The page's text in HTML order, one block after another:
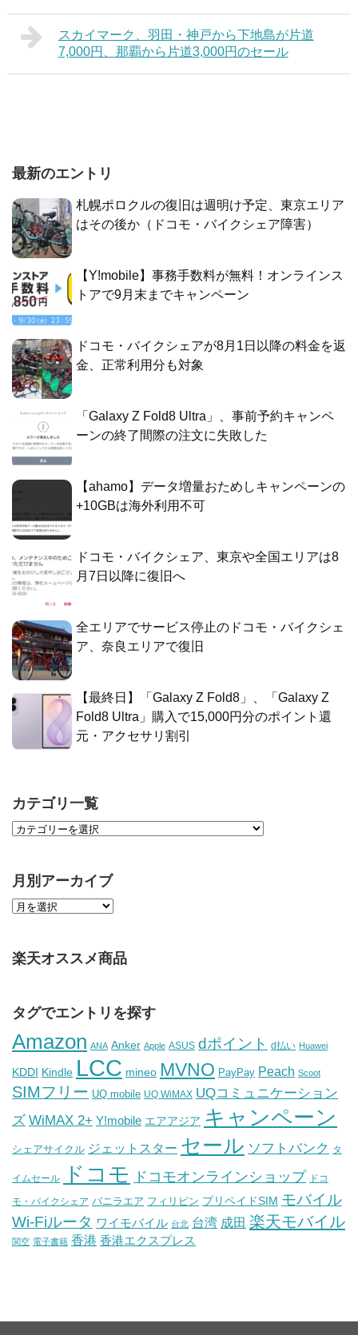
スカイマーク、羽田・神戸から下地島が片道
7,000円、那覇から片道3,000円のセール
最新のエントリ
札幌ポロクルの復旧は週明け予定、東京エリア
はその後か（ドコモ・バイクシェア障害）
【Y!mobile】事務手数料が無料！オンラインス
トアで9月末までキャンペーン
ドコモ・バイクシェアが8月1日以降の料金を返
金、正常利用分も対象
「Galaxy Z Fold8 Ultra」、事前予約キャンペ
ーンの終了間際の注文に失敗した
【ahamo】データ増量おためしキャンペーンの
+10GBは海外利用不可
ドコモ・バイクシェア、東京や全国エリアは8
月7日以降に復旧へ
全エリアでサービス停止のドコモ・バイクシェ
ア、奈良エリアで復旧
【最終日】「Galaxy Z Fold8」、「Galaxy Z
Fold8 Ultra」購入で15,000円分のポイント還
元・アクセサリ割引
カテゴリ一覧
月別アーカイブ
楽天オススメ商品
タグでエントリを探す
Amazon ANA Anker Apple ASUS dポイント d払い Huawei
KDDI Kindle LCC mineo MVNO PayPay Peach Scoot
SIMフリー UQ mobile UQ WiMAX UQコミュニケーション
ズ WiMAX 2+ Y!mobile エアアジア キャンペーン
シェアサイクル ジェットスター セール ソフトバンク タ
イムセール ドコモ ドコモオンラインショップ ドコ
モ・バイクシェア バニラエア フィリピン プリペイドSIM モバイル
Wi-Fiルータ ワイモバイル 台北 台湾 成田 楽天モバイル
関空 電子書籍 香港 香港エクスプレス